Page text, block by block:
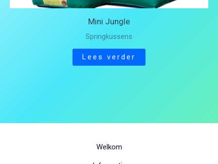
Mini Jungle
Springkussens
Lees verder
Welkom